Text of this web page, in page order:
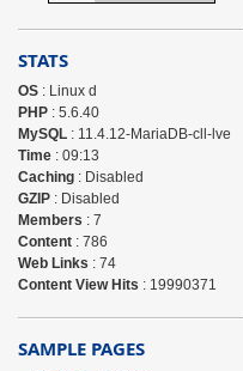
STATS
OS: Linux d
PHP: 5.6.40
MySQL: 11.4.12-MariaDB-cll-lve
Time: 09:13
Caching: Disabled
GZIP: Disabled
Members : 7
Content: 786
Web Links : 74
Content View Hits : 19990371
SAMPLE PAGES